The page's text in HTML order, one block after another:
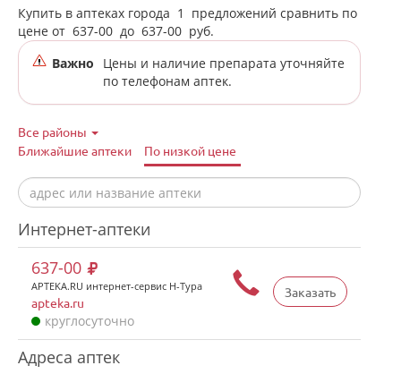
Нижней Туры
Купить в аптеках города 1
предложений сравнить по
цене от 637-00 до 637-00 руб.
Важно
Цены и наличие препарата уточняйте
по телефонам аптек.
Все районы
Ближайшие аптеки
По низкой цене
Интернет-аптеки
Заказать
637-00
APTEKA.RU интернет-сервис Н-Тура
apteka.ru
круглосуточно
Адреса аптек